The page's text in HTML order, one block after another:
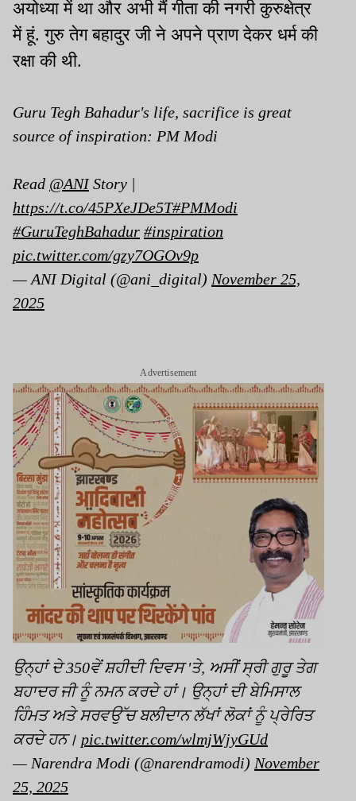
अयोध्या में था और अभी मैं गीता की नगरी कुरुक्षेत्र
में हूं. गुरु तेग बहादुर जी ने अपने प्राण देकर धर्म की
रक्षा की थी.
Guru Tegh Bahadur's life, sacrifice is great
source of inspiration: PM Modi
Read @ANIStory |
https://t.co/45PXeJDe5T#PMModi
#GuruTeghBahadur #inspiration
pic.twitter.com/gzy7OGOv9p
— ANI Digital (@ani_digital) November 25,
2025
Advertisement
ਉਨ੍ਹਾਂ ਦੇ 350ਵੇਂ ਸ਼ਹੀਦੀ ਦਿਵਸ 'ਤੇ, ਅਸੀਂ ਸ੍ਰੀ ਗੁਰੂ ਤੇਗ
ਬਹਾਦਰ ਜੀ ਨੂੰ ਨਮਨ ਕਰਦੇ ਹਾਂ। ਉਨ੍ਹਾਂ ਦੀ ਬੇਮਿਸਾਲ
ਹਿੰਮਤ ਅਤੇ ਸਰਵਉੱਚ ਬਲੀਦਾਨ ਲੱਖਾਂ ਲੋਕਾਂ ਨੂੰ ਪ੍ਰੇਰਿਤ
ਕਰਦੇ ਹਨ। pic.twitter.com/wlmjWjyGUd
— Narendra Modi (@narendramodi) November
25, 2025